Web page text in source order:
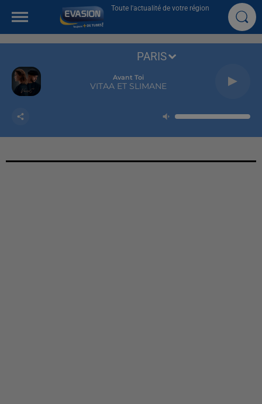
Toute l'actualité de votre région
Avant Toi
VITAA ET SLIMANE
PARIS